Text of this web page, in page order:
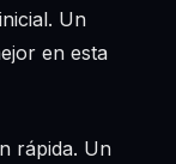
Un
en esta
rápida. Un